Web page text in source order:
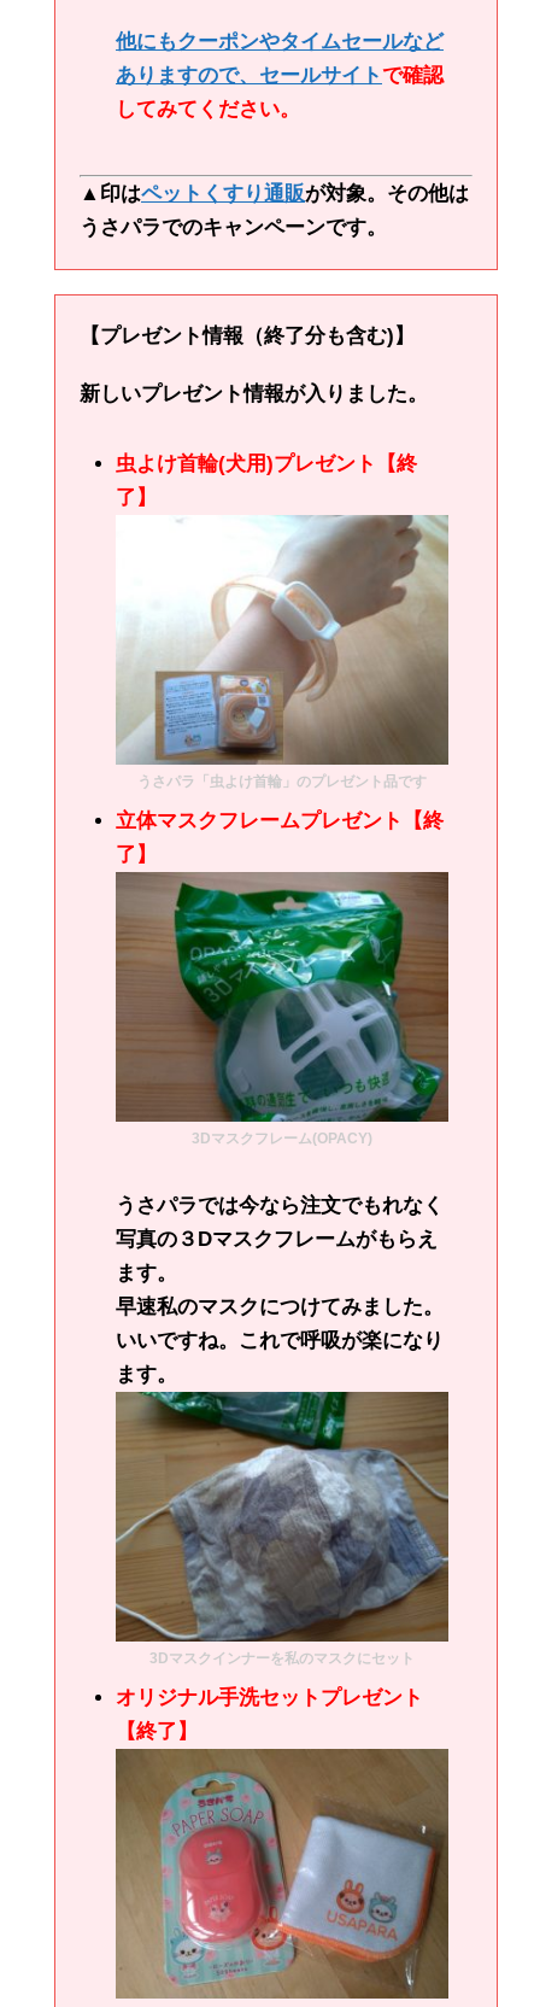
他にもクーポンやタイムセールなど
ありますので、 セールサイトで確認
してみてください。
▲印はペットくすり通販が対象。その他は
うさパラでのキャンペーンです。
【プレゼント情報（終了分も含む)】
新しいプレゼント情報が入りました。
虫よけ首輪(犬用)プレゼント【終
了】
うさパラ「虫よけ首輪」のプレゼント品です
立体マスクフレームプレゼント【終
了】
3Dマスクフレーム(OPACY)
うさパラでは今なら注文でもれなく
写真の３Dマスクフレームがもらえ
ます。
早速私のマスクにつけてみました。
いいですね。これで呼吸が楽になり
ます。
3Dマスクインナーを私のマスクにセット
オリジナル手洗セットプレゼント
【終了】